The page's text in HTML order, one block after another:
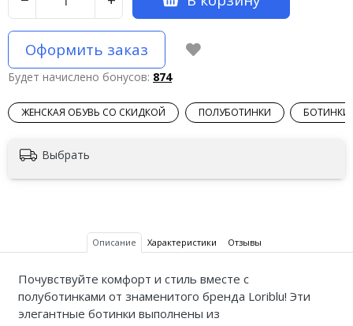
Оформить заказ
Будет начислено бонусов: 874
ЖЕНСКАЯ ОБУВЬ СО СКИДКОЙ ПОЛУБОТИНКИ БОТИНКИ
Выбрать
Описание Характеристики Отзывы
Почувствуйте комфорт и стиль вместе с
полуботинками от знаменитого бренда Loriblu! Эти
элегантные ботинки выполнены из